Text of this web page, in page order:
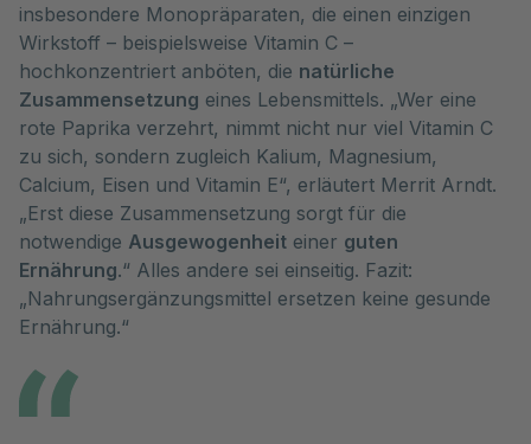
insbesondere Monopräparaten, die einen einzigen
Wirkstoff – beispielsweise Vitamin C –
hochkonzentriert anböten, die natürliche
Zusammensetzung eines Lebensmittels. „Wer eine
rote Paprika verzehrt, nimmt nicht nur viel Vitamin C
zu sich, sondern zugleich Kalium, Magnesium,
Calcium, Eisen und Vitamin E“, erläutert Merrit Arndt.
„Erst diese Zusammensetzung sorgt für die
notwendige Ausgewogenheit einer guten
Ernährung.“ Alles andere sei einseitig. Fazit:
„Nahrungsergänzungsmittel ersetzen keine gesunde
Ernährung.“